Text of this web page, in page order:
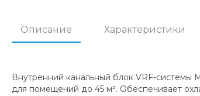
Описание Характеристики
Внутренний канальный блок VRF-системы
для помещений до 45 м². Обеспечивает